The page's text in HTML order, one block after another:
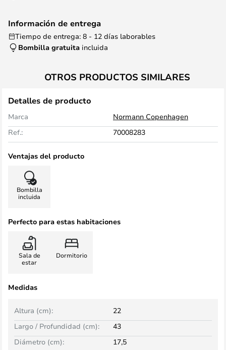
Información de entrega
Tiempo de entrega: 8 - 12 días laborables
Bombilla gratuita incluida
OTROS PRODUCTOS SIMILARES
Detalles de producto
Marca
Normann Copenhagen
Ref.:
70008283
Ventajas del producto
Bombilla
incluida
Perfecto para estas habitaciones
Sala de
estar
Dormitorio
Medidas
Altura (cm):
22
Largo / Profundidad (cm):
43
Diámetro (cm):
17,5